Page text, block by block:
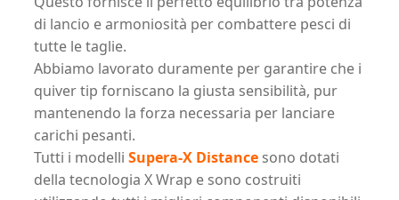
di lancio e armoniosità per combattere pesci di
tutte le taglie.
Abbiamo lavorato duramente per garantire che i
quiver tip forniscano la giusta sensibilità, pur
mantenendo la forza necessaria per lanciare
carichi pesanti.
Tutti i modelli Supera-X Distancesono dotati
della tecnologia X Wrap e sono costruiti